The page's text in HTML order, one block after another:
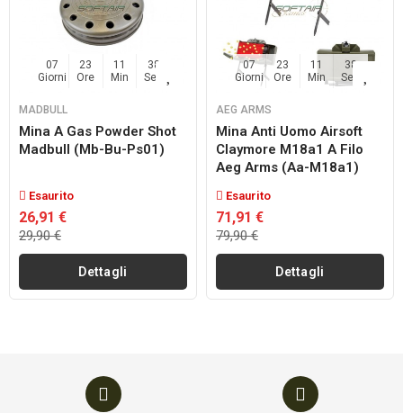
07
Giorni
23
Ore
11
Min
38
Sec
MADBULL
Mina A Gas Powder Shot
Madbull (mb-Bu-Ps01)
Esaurito
26,91 €
29,90 €
Dettagli
07
Giorni
23
Ore
11
Min
38
Sec
AEG ARMS
Mina Anti Uomo Airsoft
Claymore M18a1 A Filo
Aeg Arms (aa-M18a1)
Esaurito
71,91 €
79,90 €
Dettagli